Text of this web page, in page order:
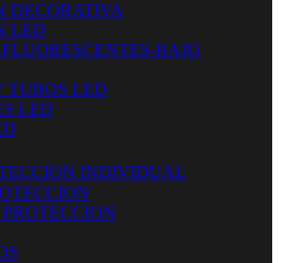
DECORATIVA
LED
BAJO
TUBOS LED
LED
INDIVIDUAL